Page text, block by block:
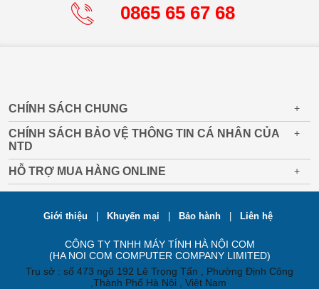
0865 65 67 68
CHÍNH SÁCH CHUNG +
CHÍNH SÁCH BẢO VỆ THÔNG TIN CÁ NHÂN CỦA
NTD
+
HỖ TRỢ MUA HÀNG ONLINE +
Giới thiệu Khuyến mại Bảo hành Liên hệ
CÔNG TY TNHH MÁY TÍNH HÀ NỘI COM
(HA NOI COM COMPUTER COMPANY LIMITED)
Trụ sở : số 473 ngõ 192 Lê Trọng Tấn , Phường Định Công
,Thành Phố Hà Nội , Việt Nam